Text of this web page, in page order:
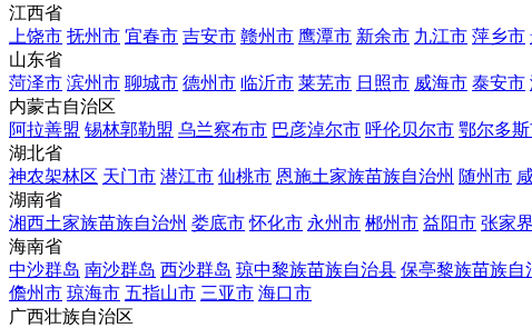
江西省
上饶市 抚州市 宜春市 吉安市 赣州市 鹰潭市 新余市 九江市 萍乡市
山东省
菏泽市 滨州市 聊城市 德州市 临沂市 莱芜市 日照市 威海市 泰安市
内蒙古自治区
阿拉善盟 锡林郭勒盟 乌兰察布市 巴彦淖尔市 呼伦贝尔市 鄂尔多
湖北省
神农架林区 天门市 潜江市 仙桃市 恩施土家族苗族自治州 随州市
湖南省
湘西土家族苗族自治州 娄底市 怀化市 永州市 郴州市 益阳市 张家
海南省
中沙群岛 南沙群岛 西沙群岛 琼中黎族苗族自治县 保亭黎族苗族自
儋州市 琼海市 五指山市 三亚市 海口市
广西壮族自治区